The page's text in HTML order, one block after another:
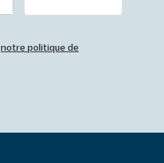
notre politique de